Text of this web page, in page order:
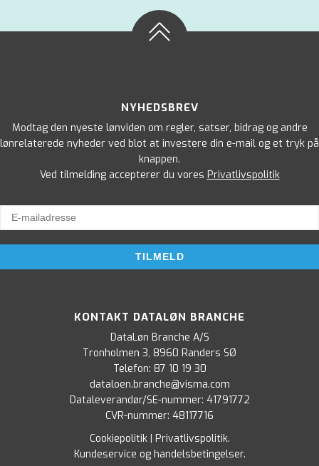
NYHEDSBREV
Modtag den nyeste lønviden om regler, satser, bidrag og andre
lønrelaterede nyheder ved blot at investere din e-mail og et tryk på
knappen.
Ved tilmelding accepterer du vores Privatlivspolitik
KONTAKT DATALØN BRANCHE
DataLøn Branche A/S
Tronholmen 3, 8960 Randers SØ
Telefon: 87 10 19 30
dataloen.branche@visma.com
Dataleverandør/SE-nummer: 41791772
CVR-nummer: 48117716
Cookiepolitik| Privatlivspolitik.
Kundeservice og handelsbetingelser.